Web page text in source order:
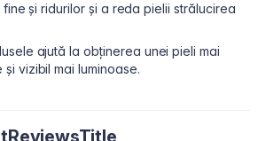
și ridurilor și a reda pielii strălucirea
ajută la obținerea unei pieli mai
vizibil mai luminoase.